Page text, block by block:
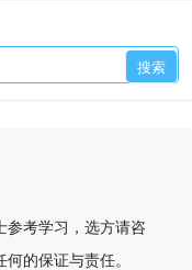
参考学习，选方请咨
的保证与责任。